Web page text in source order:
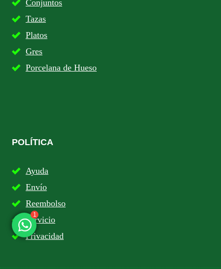
Conjuntos
Tazas
Platos
Gres
Porcelana de Hueso
POLÍTICA
Ayuda
Envío
Reembolso
Servicio
Privacidad
1